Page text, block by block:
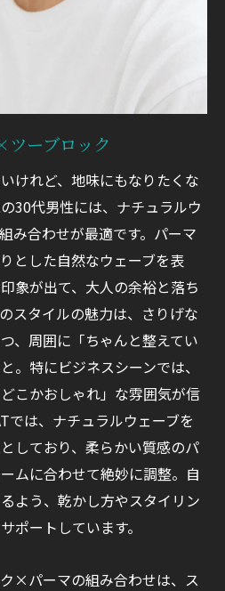
ツーブロック
けれど、地味にもなりたくな
30代男性には、ナチュラルウ
み合わせが最適です。パーマ
とした自然なウェーブを表
象が出て、大人の余裕と落ち
スタイルの魅力は、さりげな
、周囲に「ちゃんと整えてい
。特にビジネスシーンでは、
こかおしゃれ」な雰囲気が信
では、ナチュラルウェーブを
しており、柔らかい質感のパ
ムに合わせて絶妙に調整。自
よう、乾かし方やスタイリン
ポートしています。
×パーマの組み合わせは、ス